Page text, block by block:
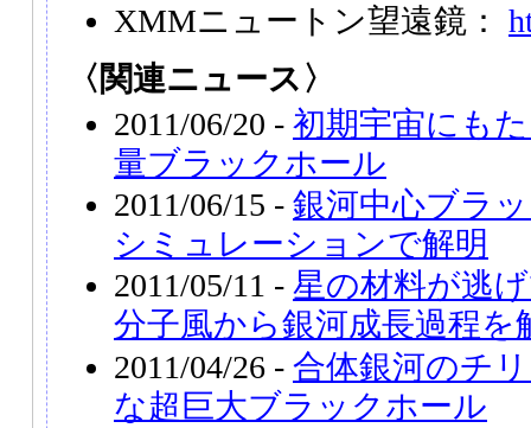
XMMニュートン望遠鏡：
〈関連ニュース〉
2011/06/20 - 初期宇宙にも
量ブラックホール
2011/06/15 - 銀河中心ブラ
シミュレーションで解明
2011/05/11 - 星の材料が逃
分子風から銀河成長過程を
2011/04/26 - 合体銀河のチ
な超巨大ブラックホール